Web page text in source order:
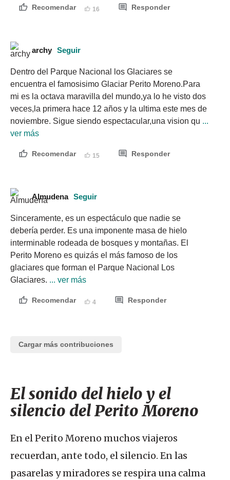
Recomendar 16 Responder
archy Seguir
Dentro del Parque Nacional los Glaciares se
encuentra el famosisimo Glaciar Perito Moreno.Para
mi es la octava maravilla del mundo,ya lo he visto dos
veces,la primera hace 12 años y la ultima este mes de
noviembre. Sigue siendo espectacular,una vision qu ...
ver más
Recomendar 15 Responder
Almudena Seguir
Sinceramente, es un espectáculo que nadie se
debería perder. Es una imponente masa de hielo
interminable rodeada de bosques y montañas. El
Perito Moreno es quizás el más famoso de los
glaciares que forman el Parque Nacional Los
Glaciares. ... ver más
Recomendar 4 Responder
Cargar más contribuciones
El sonido del hielo y el
silencio del Perito Moreno
En el Perito Moreno muchos viajeros
recuerdan, ante todo, el silencio. En las
pasarelas y miradores se respira una calma